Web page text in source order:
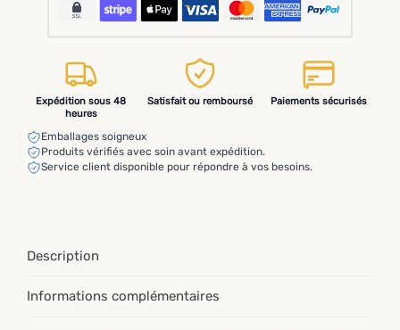
Expédition sous 48
heures
Satisfait ou remboursé Paiements sécurisés
Emballages soigneux
Produits vérifiés avec soin avant expédition.
Service client disponible pour répondre à vos besoins.
Description
Informations complémentaires